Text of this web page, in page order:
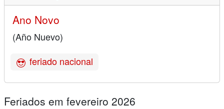
Ano Novo
(Año Nuevo)
feriado nacional
Feriados em fevereiro 2026